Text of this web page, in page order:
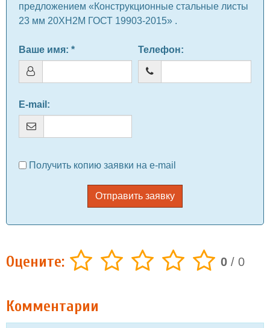
предложением «Конструкционные стальные листы
23 мм 20ХН2М ГОСТ 19903-2015» .
Ваше имя: * Телефон:
E-mail :
Получить копию заявки на e-mail
Отправить заявку
Оцените: 0 / 0
Комментарии